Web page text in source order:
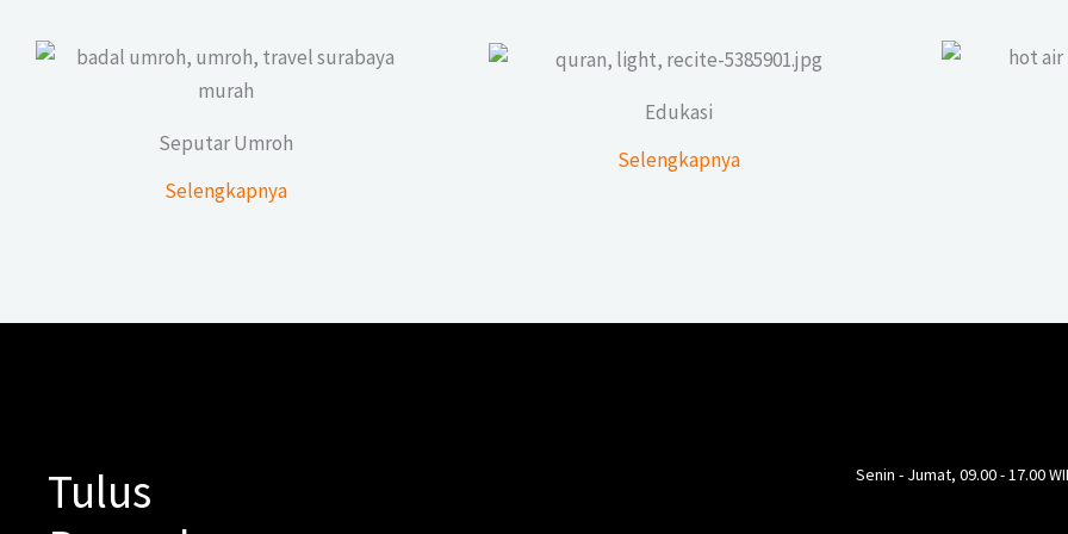
Seputar Umroh
Selengkapnya
Edukasi
Selengkapnya
Tulus
Senin - Jumat, 09.00 - 17.00